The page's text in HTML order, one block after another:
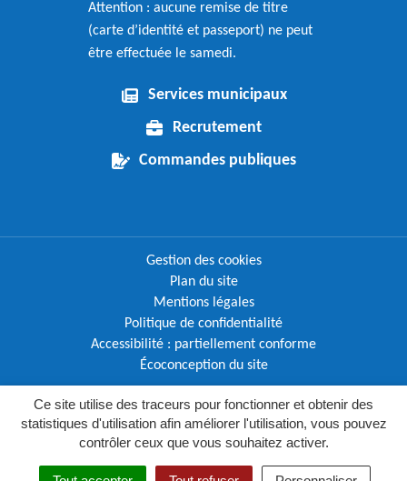
Ce site utilise des traceurs pour fonctionner et obtenir des
statistiques d'utilisation afin améliorer l'utilisation, vous pouvez
contrôler ceux que vous souhaitez activer.
MENU
Attention : aucune remise de titre
(carte d’identité et passeport) ne peut
être effectuée le samedi.
Services municipaux
Recrutement
Commandes publiques
Gestion des cookies
Plan du site
Mentions légales
Politique de confidentialité
Accessibilité : partiellement conforme
Écoconception du site
Site réalisé parInovagora (ouverture dans un nouvel